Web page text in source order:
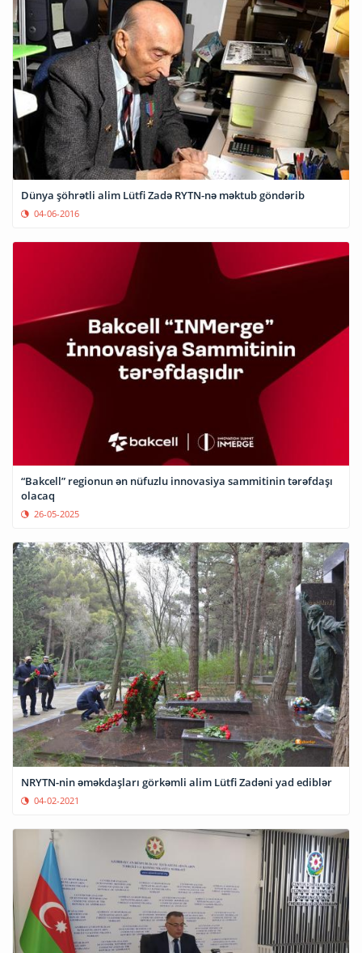
Dünya şöhrətli alim Lütfi Zadə RYTN-nə məktub göndərib
04-06-2016
“Bakcell” regionun ən nüfuzlu innovasiya sammitinin tərəfdaşı
olacaq
26-05-2025
NRYTN-nin əməkdaşları görkəmli alim Lütfi Zadəni yad ediblər
04-02-2021